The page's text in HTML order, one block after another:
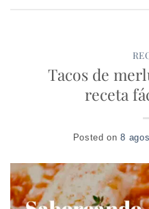
Tacos de
receta
Posted on8